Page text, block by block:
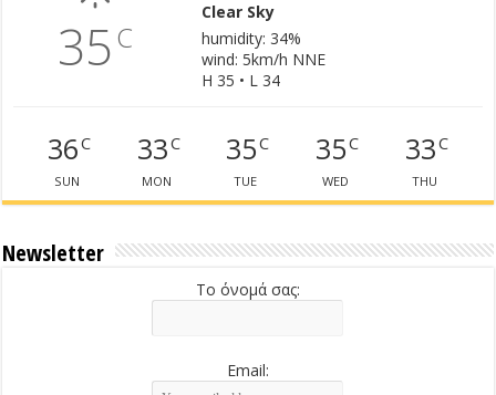
35C
Clear Sky
humidity: 34%
wind: 5km/h NNE
H 35 • L 34
36C
SUN
33C
MON
35C
TUE
35C
WED
33C
THU
Newsletter
Το όνομά σας:
Email: